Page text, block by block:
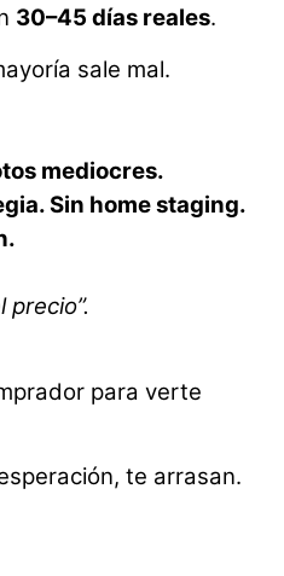
30–45 días reales.
sale mal.
mediocres.
Sin home staging.
precio”.
para verte
te arrasan.